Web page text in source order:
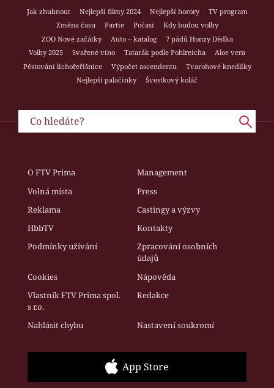
Jak zhubnout Nejlepší filmy 2024 Nejlepší horory
TV program
Změna času
Partie Počasí
Kdy budou volby
ZOO Nové začátky
Auto – katalog
7 pádů Honzy Dědka
Volby 2025
Svařené víno Tatarák podle Pohlreicha
Aloe vera
Pěstování lichořeřišnice
Výpočet ascendentu
Tvarohové knedlíky
Nejlepší palačinky
Švestkový koláč
O FTV Prima
Management
Volná místa
Press
Reklama
Castingy a výzvy
HbbTV
Kontakty
Podmínky užívání
Zpracování osobních
údajů
Cookies
Nápověda
Vlastník FTV Prima spol.
s r.o.
Redakce
Nahlásit chybu Nastavení soukromí
App Store